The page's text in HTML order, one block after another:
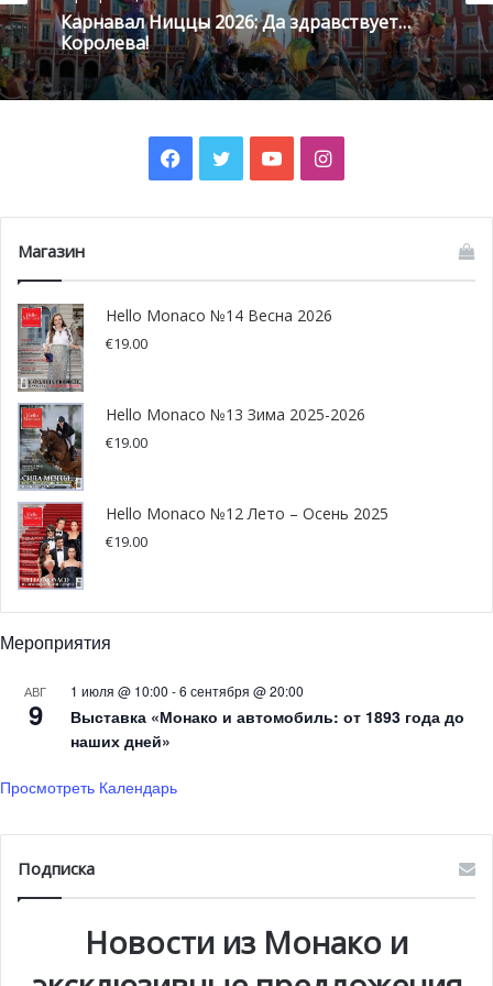
сорок лет искали Обетованную землю. Иисус Христос,
прежде чем приступить к святым делам, провел 40 дней
один в пустыне. Моисей наставлял приносить
исполнится 40 дней. И, наконец, на сороковой день
Иисус Христос отправился в небесную обитель.
Карнавал Ниццы 2026: Да здравствует…
Королева!
Facebook
TwitterYouTubeInstagram
Магазин
Hello Monaco №14 Весна 2026
€19.00
Hello Monaco №13 Зима 2025-2026
€19.00
Hello Monaco №12 Лето – Осень 2025
€19.00
Мероприятия
АВГ
9
1 июля @ 10:00 -6 сентября @ 20:00
Выставка «Монако и автомобиль: от 1893 года до
наших дней»
Просмотреть Календарь
Подписка
Новости из Монако и